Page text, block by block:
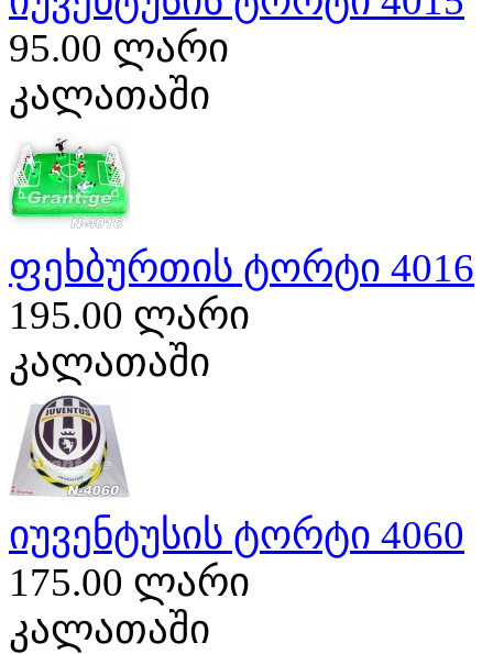
95.00 ლარი
კალათაში
ფეხბურთის ტორტი 4016
195.00 ლარი
კალათაში
იუვენტუსის ტორტი 4060
175.00 ლარი
კალათაში